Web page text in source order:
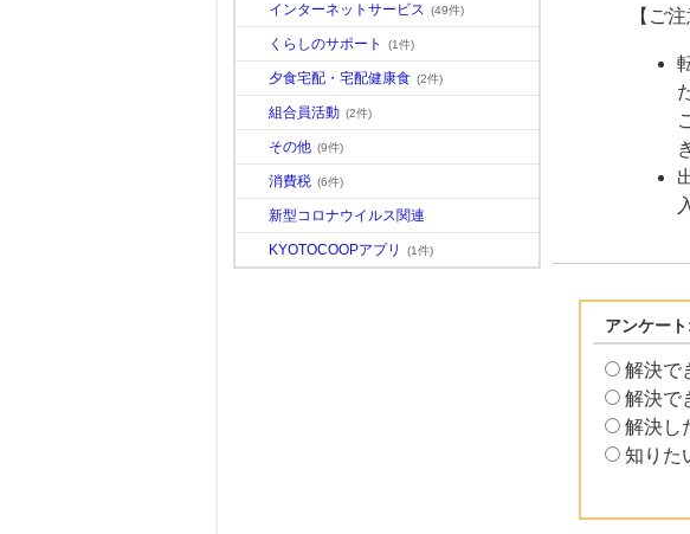
インターネットサービス (49件)
くらしのサポート (1件)
夕食宅配・宅配健康食 (2件)
組合員活動 (2件)
その他 (9件)
消費税 (6件)
新型コロナウイルス関連
KYOTOCOOPアプリ (1件)
【ご
アンケー
解決で
解決で
解決し
知りた